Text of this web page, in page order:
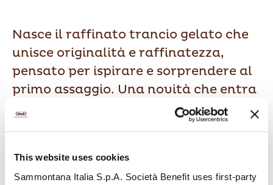
This website uses cookies
Sammontana Italia S.p.A. Società Benefit uses first-party
Nasce il raffinato trancio gelato che
unisce originalità e raffinatezza,
pensato per ispirare e sorprendere al
primo assaggio. Una novità che entra
a far parte della linea
Ispirazione
, dedicata a prodotti
latavoletta pinoli